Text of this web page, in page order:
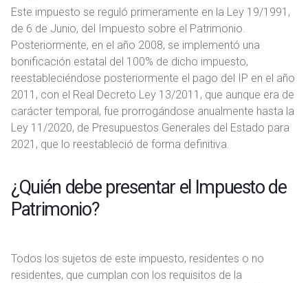
Este impuesto se reguló primeramente en la Ley 19/1991,
de 6 de Junio, del Impuesto sobre el Patrimonio.
Posteriormente, en el año 2008, se implementó una
bonificación estatal del 100% de dicho impuesto,
reestableciéndose posteriormente el pago del IP en el año
2011, con el Real Decreto Ley 13/2011, que aunque era de
carácter temporal, fue prorrogándose anualmente hasta la
Ley 11/2020, de Presupuestos Generales del Estado para
2021, que lo reestableció de forma definitiva.
¿Quién debe presentar el Impuesto de
Patrimonio?
Todos los sujetos de este impuesto, residentes o no
residentes, que cumplan con los requisitos de la